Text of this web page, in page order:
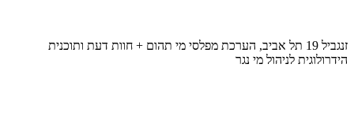
זנגביל 19 תל אביב, הערכת מפלסי מי תהום + חוות דעת ותוכנית
הידרולוגית לניהול מי נגר